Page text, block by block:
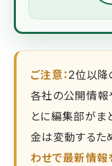
ご注意：2位以降
各社の公開情報
とに編集部がま
金は変動するた
わせで最新情報